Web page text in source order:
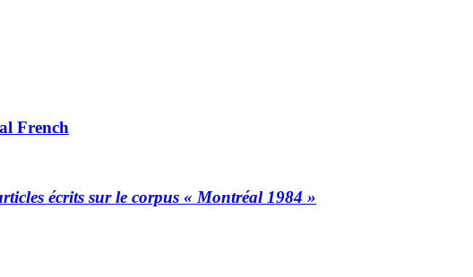
French
écrits sur le corpus « Montréal 1984 »